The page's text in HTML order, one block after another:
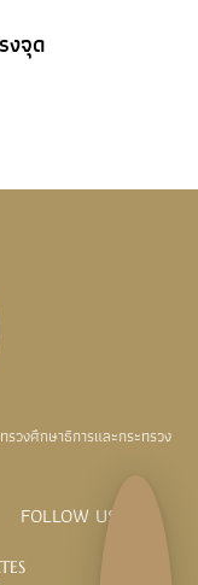
งจุด
รวงศึกษาธิการและกระทรวง
FOLLOW US